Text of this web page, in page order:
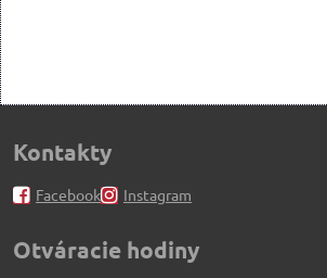
Kontakty
Facebook Instagram
Otváracie hodiny